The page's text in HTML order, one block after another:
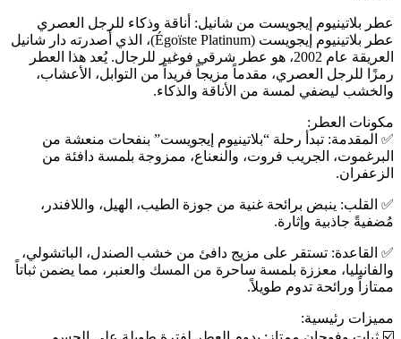
عطر بلاتينيوم إيجويست من شانيل: أناقة وذكاء للرجل العصري
عطر بلاتينيوم إيجويست (Égoïste Platinum)، الذي أصدرته دار شانيل
العريقة عام 2002، هو عطر شرقي فوغير للرجال. يُعد هذا العطر
رمزًا للرجل العصري، مقدماً مزيجاً فريداً من التوابل، الأعشاب،
والخشب ليضفي لمسة من الأناقة والذكاء.
مكونات العطر:
✅️ المقدمة: تبدأ رحلة “بلاتينيوم إيجويست” بنفحات منعشة من
البرغموت، الجريب فروت، والنعناع، ممزوجة بلمسة دافئة من
الزعفران.
✅️ القلب: ينبض برائحة غنية من جوزة الطيب، الهيل، واللافندر،
مُضفيةً جاذبية وإثارة.
✅️ القاعدة: تستقر على مزيج دافئ من خشب الصندل، الباتشولي،
والفانيليا، معززة بلمسة ساحرة من المسك والعنبر، مما يضمن ثباتاً
ممتازاً ورائحة تدوم طويلاً.
مميزات رئيسية: